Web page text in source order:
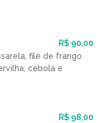
R$ 90,00
filé de frango
cebola e
R$ 98,00